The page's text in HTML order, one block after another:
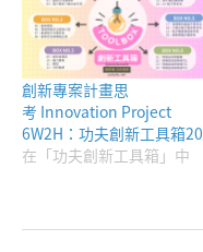
創新專案計畫思
考 Innovation Project
6W2H：功夫創新工具箱20
在「功夫創新工具箱」中